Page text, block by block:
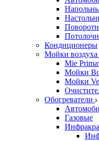
Кондиционеры
Мойки воздуха
Mie
Мойки
Мойки
Обогреватели
Газовые